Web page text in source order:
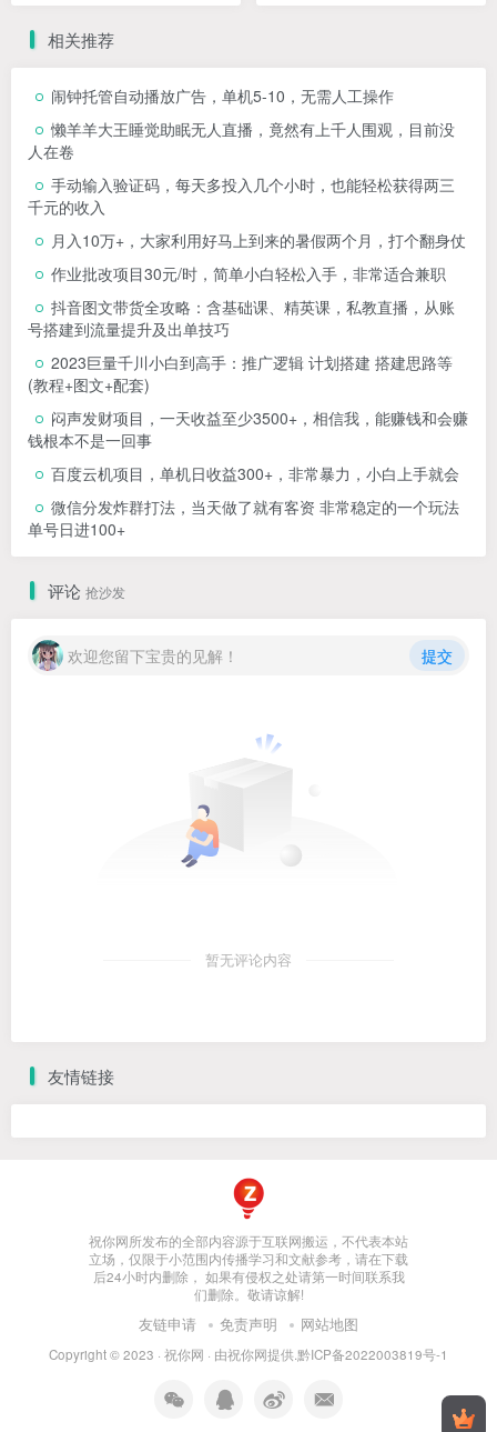
相关推荐
闹钟托管自动播放广告，单机5-10，无需人工操作
懒羊羊大王睡觉助眠无人直播，竟然有上千人围观，目前没
人在卷
手动输入验证码，每天多投入几个小时，也能轻松获得两三
千元的收入
月入10万+，大家利用好马上到来的暑假两个月，打个翻身仗
作业批改项目30元/时，简单小白轻松入手，非常适合兼职
抖音图文带货全攻略：含基础课、精英课，私教直播，从账
号搭建到流量提升及出单技巧
2023巨量千川小白到高手：推广逻辑 计划搭建 搭建思路等
(教程+图文+配套)
闷声发财项目，一天收益至少3500+，相信我，能赚钱和会赚
钱根本不是一回事
百度云机项目，单机日收益300+，非常暴力，小白上手就会
微信分发炸群打法，当天做了就有客资 非常稳定的一个玩法
单号日进100+
评论 抢沙发
欢迎您留下宝贵的见解！ 提交
暂无评论内容
友情链接
祝你网所发布的全部内容源于互联网搬运，不代表本站
立场，仅限于小范围内传播学习和文献参考，请在下载
后24小时内删除， 如果有侵权之处请第一时间联系我
们删除。敬请谅解!
友链申请 免责声明 网站地图
Copyright © 2023 · 祝你网 · 由祝你网提供.黔ICP备2022003819号-1